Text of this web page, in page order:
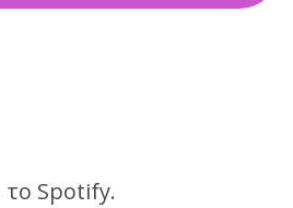
το Spotify.